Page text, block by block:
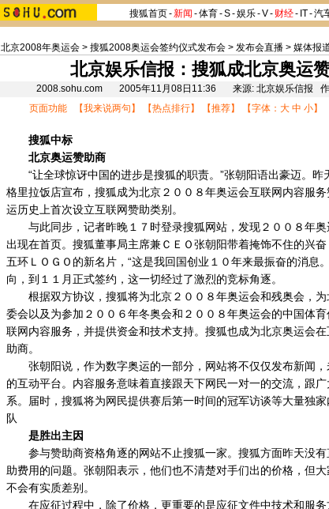
搜狐首页-新闻 -体育-S-娱乐-V- 财经- IT-汽
北京2008年奥运会 > 搜狐2008奥运会签约仪式发布会 > 发布会直播 > 媒体报
北京娱乐信报：搜狐成北京奥运
2008.sohu.com 2005年11月08日11:36 来源: 北京娱乐信报 作
页面功能 【我来说两句 】 【热点排行】 【推荐】 【字体： 大 中 小】
搜狐中标
北京奥运赞助商
“让全球惊讶中国的进步是搜狐的职责。”张朝阳语出豪迈。昨
格里拉饭店宣布，搜狐成为北京２００８年奥运会互联网内容服
运历史上首次设立互联网赞助类别。
与此同步，记者昨晚１７时登录搜狐网站，发现２００８年奥
出现在首页。搜狐董事局主席兼ＣＥＯ张朝阳带着掩饰不住的兴
五环ＬＯＧＯ的新名片，“这是我回国创业１０年来最振奋的消息
向，到１１月正式签约，这一切经过了激烈的竞标角逐。
根据双方协议，搜狐将为北京２００８年奥运会和残奥会，为
委会以及为参加２００６年冬奥会和２００８年奥运会的中国体
联网内容服务，并提供资金和技术支持。搜狐也成为北京奥运会
助商。
张朝阳说，作为数字奥运的一部分，网站将不仅仅发布新闻，
的互动平台。内容服务意味着直接跟天下网民一对一的交流，跟
系。届时，搜狐将为网民提供赛后第一时间的冠军访谈等大量独
队
是胜出主因
参与赞助商资格角逐的网站不止搜狐一家。搜狐方面昨天没有
助费用的问题。张朝阳表示，他们也不清楚对手们出的价格，但
不会有实质差别。
在应征过程中，除了价格，更重要的是应征文件中技术和服务